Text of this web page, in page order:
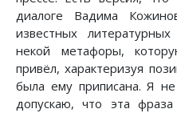
диалоге Вадима
известных
некой метафоры,
привёл, характеризуя
была ему приписана. Я
допускаю, что эта